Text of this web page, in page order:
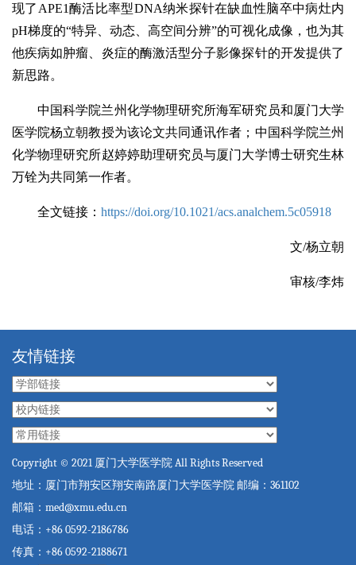
现了APE1酶活比率型DNA纳米探针在缺血性脑卒中病灶内
pH梯度的“特异、动态、高空间分辨”的可视化成像，也为其
他疾病如肿瘤、炎症的酶激活型分子影像探针的开发提供了
新思路。
中国科学院兰州化学物理研究所海军研究员和厦门大学
医学院杨立朝教授为该论文共同通讯作者；中国科学院兰州
化学物理研究所赵婷婷助理研究员与厦门大学博士研究生林
万铨为共同第一作者。
全文链接： https://doi.org/10.1021/acs.analchem.5c05918
文/杨立朝
审核/李炜
友情链接
Copyright © 2021 厦门大学医学院 All Rights Reserved
地址：厦门市翔安区翔安南路厦门大学医学院 邮编：361102
邮箱：med@xmu.edu.cn
电话：+86 0592-2186786
传真：+86 0592-2188671